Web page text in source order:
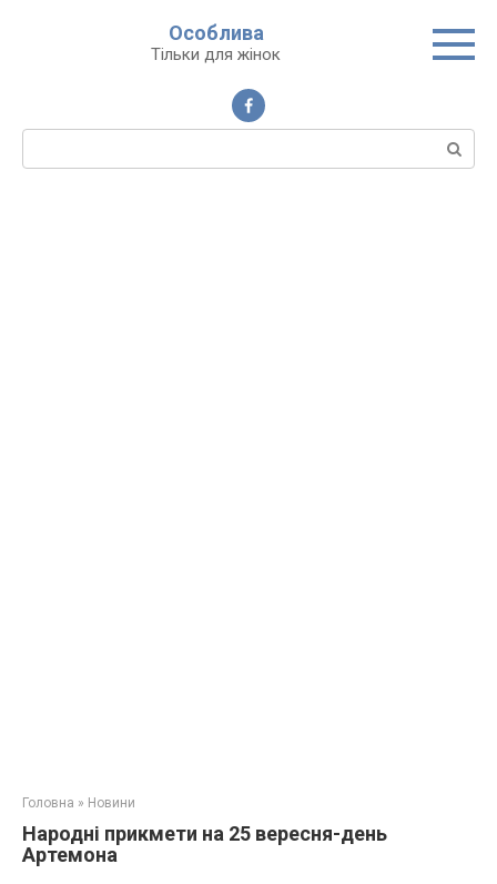
Особлива
Тільки для жінок
Пошук:
Головна » Новини
Народні прикмети на 25 вересня-день
Артемона